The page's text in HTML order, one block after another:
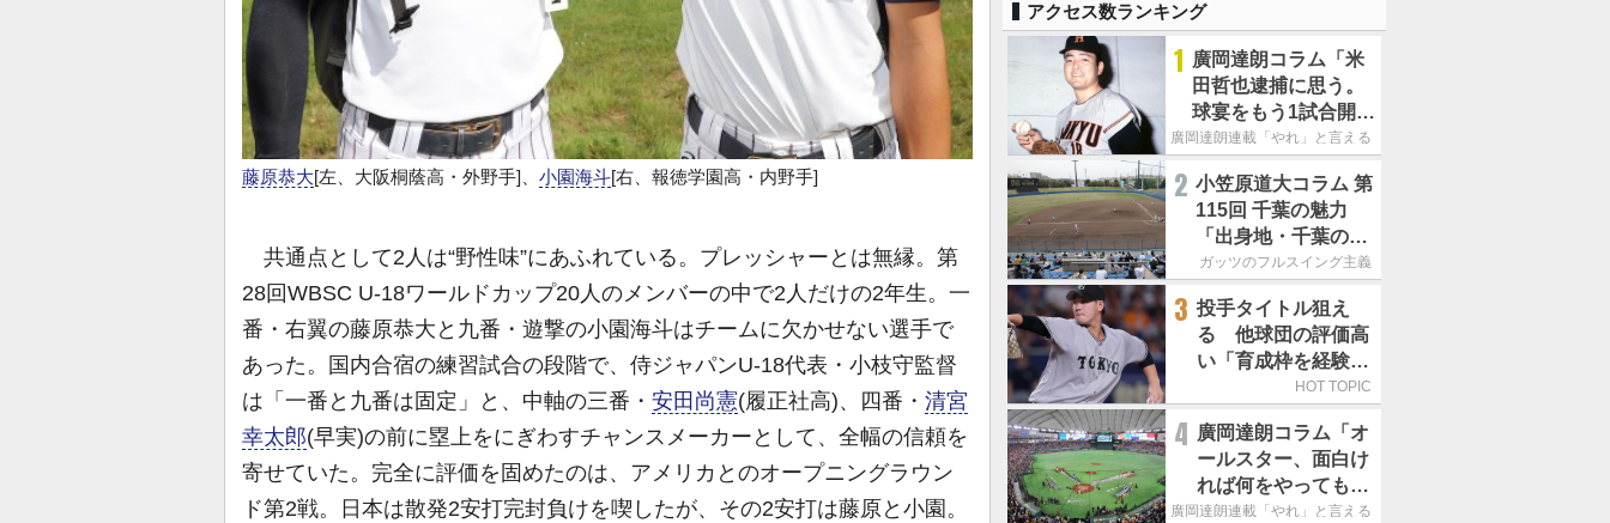
藤原恭大[左、大阪桐蔭高・外野手]、 小園海斗[右、報徳学園高・内野手]
共通点として2人は“野性味”にあふれている。プレッシャーとは無縁。第
28回WBSC U-18ワールドカップ20人のメンバーの中で2人だけの2年生。一
番・右翼の藤原恭大と九番・遊撃の小園海斗はチームに欠かせない選手で
あった。国内合宿の練習試合の段階で、侍ジャパンU-18代表・小枝守監督
は「一番と九番は固定」と、中軸の三番・ 安田尚憲(履正社高)、四番・ 清宮
幸太郎(早実)の前に塁上をにぎわすチャンスメーカーとして、全幅の信頼を
寄せていた。完全に評価を固めたのは、アメリカとのオープニングラウン
ド第2戦。日本は散発2安打完封負けを喫したが、その2安打は藤原と小園。
アクセス数ランキング
1 廣岡達朗コラム「米
田哲也逮捕に思う。
球宴をもう1試合開催
でOB救済を」
廣岡達朗連載「やれ」と言える信念
2 小笠原道大コラム 第
115回 千葉の魅力
「出身地・千葉の話
の続き。昔から野球
す」
ガッツのフルスイング主義
3 投手タイトル狙え
る 他球団の評価高
い「育成枠を経験し
た巨人の左腕」は
HOT TOPIC
4 廣岡達朗コラム「オ
ールスター、面白け
れば何をやってもい
いという発想は大間
廣岡達朗連載「やれ」と言える信念